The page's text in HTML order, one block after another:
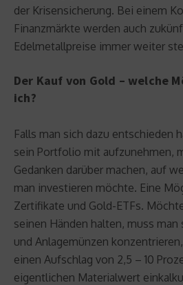
der Krisensicherung. Bei einem
Finanzmärkte werden auch
Edelmetallpreise immer weiter
Der Kauf von Gold – welche
ich?
Falls man sich dazu entschieden
sein Portfolio mit aufzunehmen,
Gedanken darüber machen, auf
man investieren möchte. Eine
Zertifikate und Gold-ETFs.
seinen Händen halten, muss man
und Anlagemünzen
einen Aufschlag von 2,5 – 10
eigentlichen Materialwert